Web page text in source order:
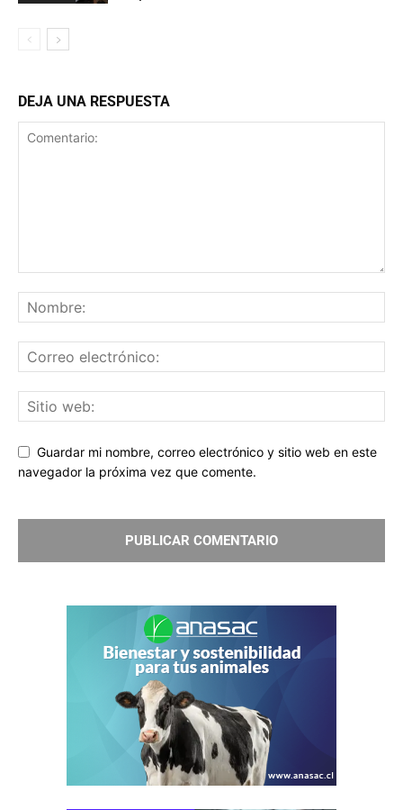
DEJA UNA RESPUESTA
Guardar mi nombre, correo electrónico y sitio web en este
navegador la próxima vez que comente.